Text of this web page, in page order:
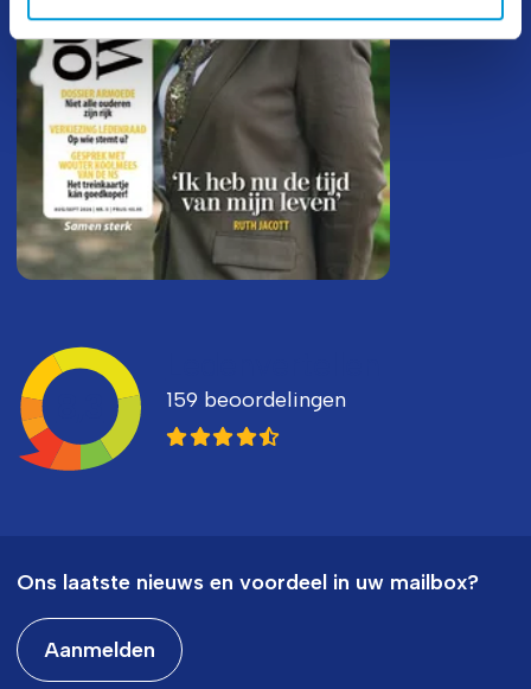
159 beoordelingen
Ons laatste nieuws en voordeel in uw mailbox?
Aanmelden